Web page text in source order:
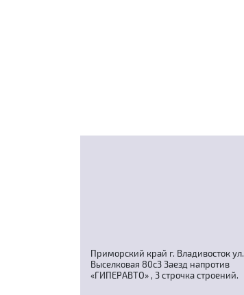
Приморский край г. Владивосток ул.
Выселковая 80с3 Заезд напротив
«ГИПЕРАВТО» , 3 строчка строений.